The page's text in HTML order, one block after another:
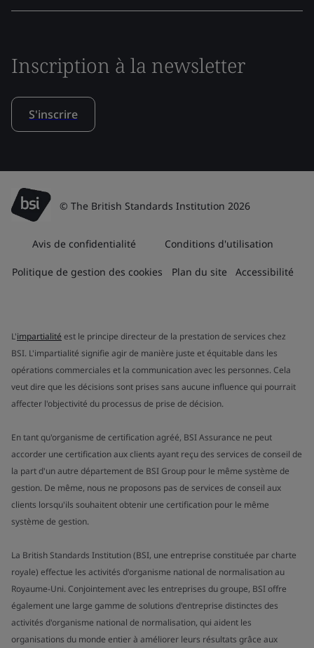
Inscription à la newsletter
S'inscrire
© The British Standards Institution 2026
Avis de confidentialité Conditions d'utilisation
Politique de gestion des cookies Plan du site Accessibilité
L'impartialité est le principe directeur de la prestation de services chez
BSI. L'impartialité signifie agir de manière juste et équitable dans les
opérations commerciales et la communication avec les personnes. Cela
veut dire que les décisions sont prises sans aucune influence qui pourrait
affecter l'objectivité du processus de prise de décision.
En tant qu'organisme de certification agréé, BSI Assurance ne peut
accorder une certification aux clients ayant reçu des services de conseil de
la part d'un autre département de BSI Group pour le même système de
gestion. De même, nous ne proposons pas de services de conseil aux
clients lorsqu'ils souhaitent obtenir une certification pour le même
système de gestion.
La British Standards Institution (BSI, une entreprise constituée par charte
royale) effectue les activités d'organisme national de normalisation au
Royaume-Uni. Conjointement avec les entreprises du groupe, BSI offre
également une large gamme de solutions d'entreprise distinctes des
activités d'organisme national de normalisation, qui aident les
organisations du monde entier à améliorer leurs résultats grâce aux